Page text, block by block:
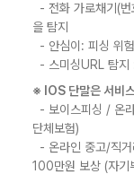
- 전화 가로채기(
을 탐지
- 안심이: 피싱 위
- 스미싱URL 탐지
※ IOS 단말은 서비
- 보이스피싱 / 온
단체보험)
- 온라인 중고/직거
100만원 보상 (자